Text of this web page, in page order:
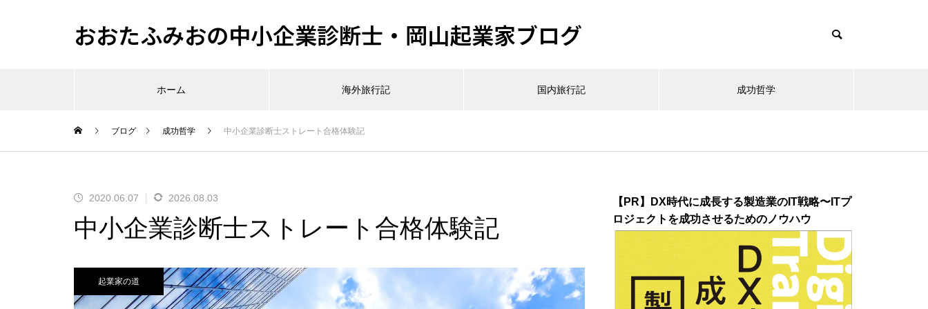
おおたふみおの中小企業診断士・岡山起業家ブログ
ホーム 海外旅行記 国内旅行記 成功哲学
ブログ 成功哲学 中小企業診断士ストレート合格体験記
2020.06.07 2026.08.03
中小企業診断士ストレート合格体験記
起業家の道
【PR】DX時代に成長する製造業のIT戦略〜ITプ
ロジェクトを成功させるためのノウハウ